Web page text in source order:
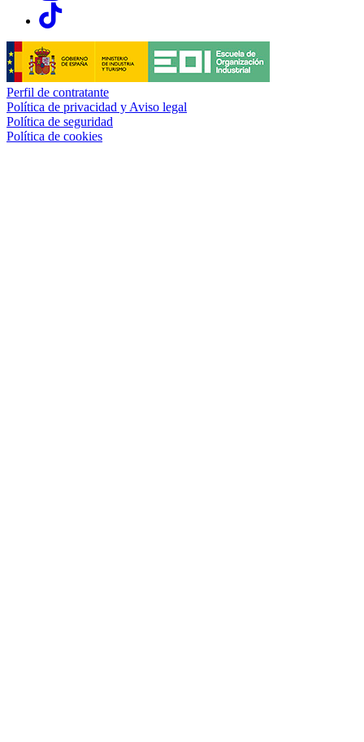
Links, Opens in this window
Perfil de contratante
Política de privacidad y Aviso legal
Política de seguridad
Política de cookies